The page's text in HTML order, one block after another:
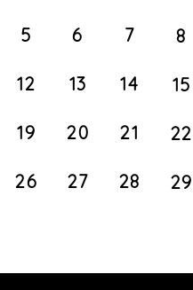
5 6 7 8
12 13 14 15
19 20 21 22
26 27 28 29